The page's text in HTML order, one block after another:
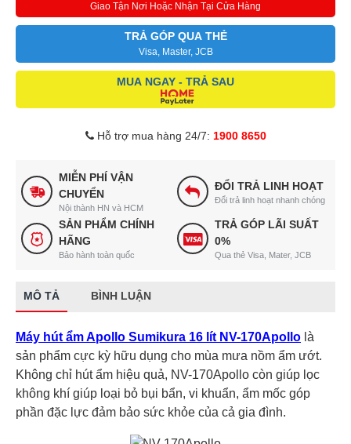
Giao Tận Nơi Hoặc Nhận Tại Cửa Hàng
TRẢ GÓP QUA THẺ
Visa, Master, JCB
MUA NGAY - TRẢ SAU
Hỗ trợ mua hàng 24/7: 1900 8650
MIỄN PHÍ VẬN
CHUYỂN
Nội thành HN và HCM
ĐỔI TRẢ LINH HOẠT
Đổi trả linh hoạt nhanh chóng
SẢN PHẨM CHÍNH
HÃNG
Bảo hành toàn quốc
TRẢ GÓP LÃI SUẤT
0%
Qua thẻ Visa, Mater, JCB
MÔ TẢ BÌNH LUẬN
Máy hút ẩm Apollo Sumikura 16 lít NV-170Apollo là
sản phẩm cực kỳ hữu dụng cho mùa mưa nồm ẩm ướt.
Không chỉ hút ẩm hiệu quả, NV-170Apollo còn giúp lọc
không khí giúp loại bỏ bụi bẩn, vi khuẩn, ẩm mốc góp
phần đặc lực đảm bảo sức khỏe của cả gia đình.